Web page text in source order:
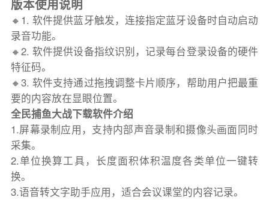
版本使用说明
🔸1. 软件提供蓝牙触发，连接指定蓝牙设备时自动启动
录音功能。
🔸2. 软件提供设备指纹识别，记录每台登录设备的硬件
特征码。
🔸3. 软件支持通过拖拽调整卡片顺序，帮助用户把最重
要的内容放在显眼位置。
全民捕鱼大战下载软件介绍
1.屏幕录制应用，支持内部声音录制和摄像头画面同时
采集。
2.单位换算工具，长度面积体积温度各类单位一键转
换。
3.语音转文字助手应用，适合会议课堂的内容记录。